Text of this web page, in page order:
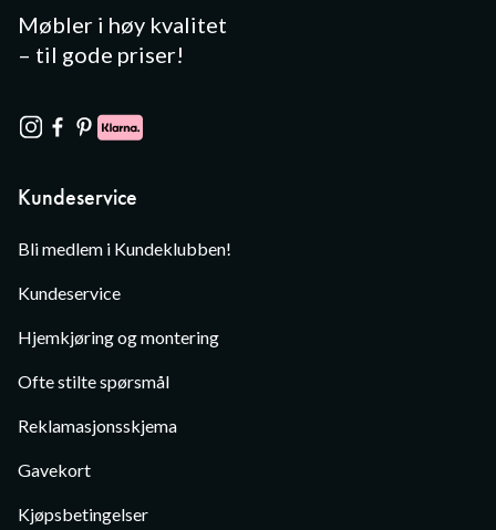
Møbler i høy kvalitet
– til gode priser!
Kundeservice
Bli medlem i Kundeklubben!
Kundeservice
Hjemkjøring og montering
Ofte stilte spørsmål
Reklamasjonsskjema
Gavekort
Kjøpsbetingelser